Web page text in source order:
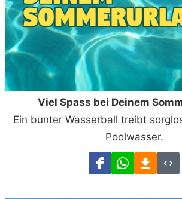
Viel Spass bei Deinem
Ein bunter Wasserball treibt
Poolwasser.